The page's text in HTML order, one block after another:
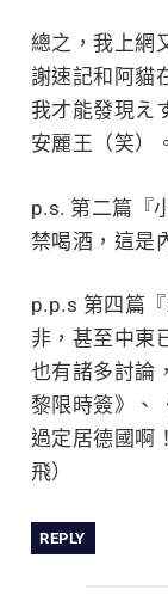
總之，我上網
謝速記和阿貓
我才能發現え
安麗王（笑）。
p.s. 第二篇『
禁喝酒，這是
p.p.s 第四篇
非，甚至中東
也有諸多討論
黎限時簽》、
過定居德國啊
飛）
REPLY